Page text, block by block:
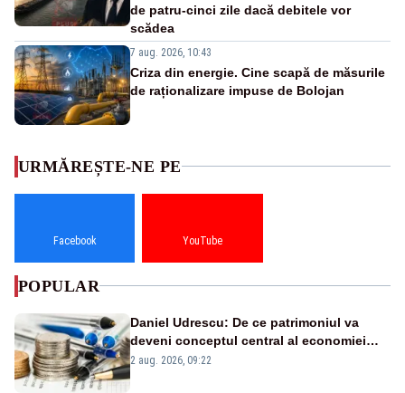
de patru-cinci zile dacă debitele vor
scădea
7 aug. 2026, 10:43
Criza din energie. Cine scapă de măsurile
de raționalizare impuse de Bolojan
URMĂREȘTE-NE PE
Facebook YouTube
POPULAR
Daniel Udrescu: De ce patrimoniul va
deveni conceptul central al economiei
viitoare?
2 aug. 2026, 09:22